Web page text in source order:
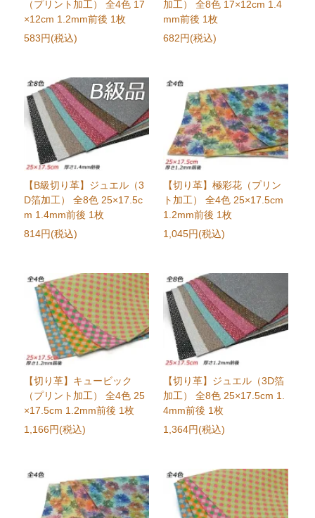
（プリント加工） 全4色 17
×12cm 1.2mm前後 1枚
583円(税込)
加工） 全8色 17×12cm 1.4
mm前後 1枚
682円(税込)
【B級切り革】ジュエル（3
D箔加工） 全8色 25×17.5c
m 1.4mm前後 1枚
814円(税込)
【切り革】極彩花（プリン
ト加工） 全4色 25×17.5cm
1.2mm前後 1枚
1,045円(税込)
【切り革】キュービック
（プリント加工） 全4色 25
×17.5cm 1.2mm前後 1枚
1,166円(税込)
【切り革】ジュエル（3D箔
加工） 全8色 25×17.5cm 1.
4mm前後 1枚
1,364円(税込)